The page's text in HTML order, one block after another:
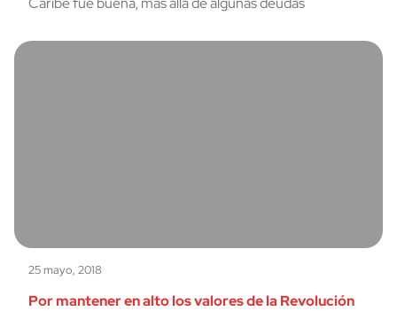
25 mayo, 2018
Por mantener en alto los valores de la Revolución